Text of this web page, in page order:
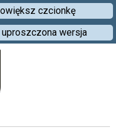
czcionkę
uproszczona wersja